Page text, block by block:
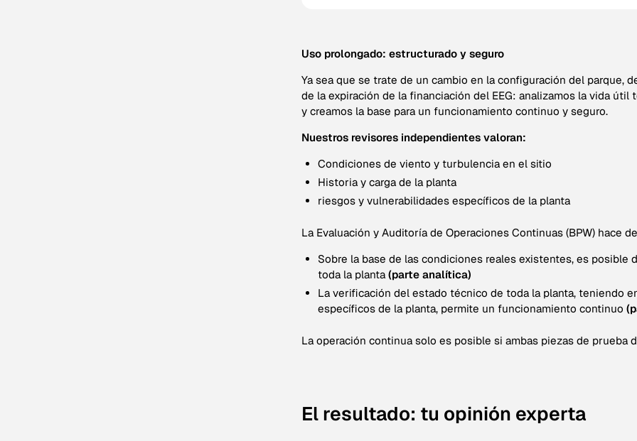
Uso prolongado: estructurado y seguro
Ya sea que se trate de un cambio en la configuración del parque,
de la expiración de la financiación del EEG: analizamos la vida
y creamos la base para un funcionamiento continuo y seguro.
Nuestros revisores independientes valoran:
Condiciones de viento y turbulencia en el sitio
Historia y carga de la planta
riesgos y vulnerabilidades específicos de la planta
La Evaluación y Auditoría de Operaciones Continuas (BPW) hace
Sobre la base de las condiciones reales existentes, es posible
toda la planta(parte analítica)
La verificación del estado técnico de toda la planta, teniendo
específicos de la planta, permite un funcionamiento continuo
La operación continua solo es posible si ambas piezas de prueba
El resultado: tu opinión experta